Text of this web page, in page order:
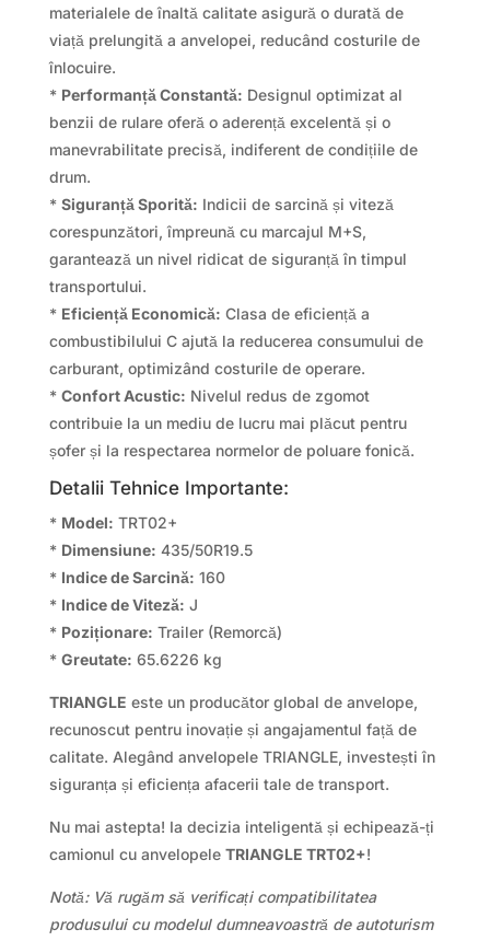
materialele de înaltă calitate asigură o durată de
viață prelungită a anvelopei, reducând costurile de
înlocuire.
* Performanță Constantă: Designul optimizat al
benzii de rulare oferă o aderență excelentă și o
manevrabilitate precisă, indiferent de condițiile de
drum.
* Siguranță Sporită: Indicii de sarcină și viteză
corespunzători, împreună cu marcajul M+S,
garantează un nivel ridicat de siguranță în timpul
transportului.
* Eficiență Economică: Clasa de eficiență a
combustibilului C ajută la reducerea consumului de
carburant, optimizând costurile de operare.
* Confort Acustic: Nivelul redus de zgomot
contribuie la un mediu de lucru mai plăcut pentru
șofer și la respectarea normelor de poluare fonică.
Detalii Tehnice Importante:
* Model: TRT02+
* Dimensiune: 435/50R19.5
* Indice de Sarcină: 160
* Indice de Viteză: J
* Poziționare: Trailer (Remorcă)
* Greutate: 65.6226 kg
TRIANGLE este un producător global de anvelope,
recunoscut pentru inovație și angajamentul față de
calitate. Alegând anvelopele TRIANGLE, investești în
siguranța și eficiența afacerii tale de transport.
Nu mai astepta! Ia decizia inteligentă și echipează-ți
camionul cu anvelopele TRIANGLE TRT02+!
Notă: Vă rugăm să verificați compatibilitatea
produsului cu modelul dumneavoastră de autoturism